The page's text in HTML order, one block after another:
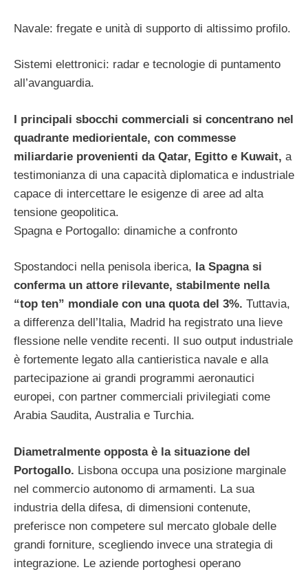
Navale: fregate e unità di supporto di altissimo profilo.
Sistemi elettronici: radar e tecnologie di puntamento
all’avanguardia.
I principali sbocchi commerciali si concentrano nel
quadrante mediorientale, con commesse
miliardarie provenienti da Qatar, Egitto e Kuwait, a
testimonianza di una capacità diplomatica e industriale
capace di intercettare le esigenze di aree ad alta
tensione geopolitica.
Spagna e Portogallo: dinamiche a confronto
Spostandoci nella penisola iberica, la Spagna si
conferma un attore rilevante, stabilmente nella
“top ten” mondiale con una quota del 3%. Tuttavia,
a differenza dell’Italia, Madrid ha registrato una lieve
flessione nelle vendite recenti. Il suo output industriale
è fortemente legato alla cantieristica navale e alla
partecipazione ai grandi programmi aeronautici
europei, con partner commerciali privilegiati come
Arabia Saudita, Australia e Turchia.
Diametralmente opposta è la situazione del
Portogallo. Lisbona occupa una posizione marginale
nel commercio autonomo di armamenti. La sua
industria della difesa, di dimensioni contenute,
preferisce non competere sul mercato globale delle
grandi forniture, scegliendo invece una strategia di
integrazione. Le aziende portoghesi operano